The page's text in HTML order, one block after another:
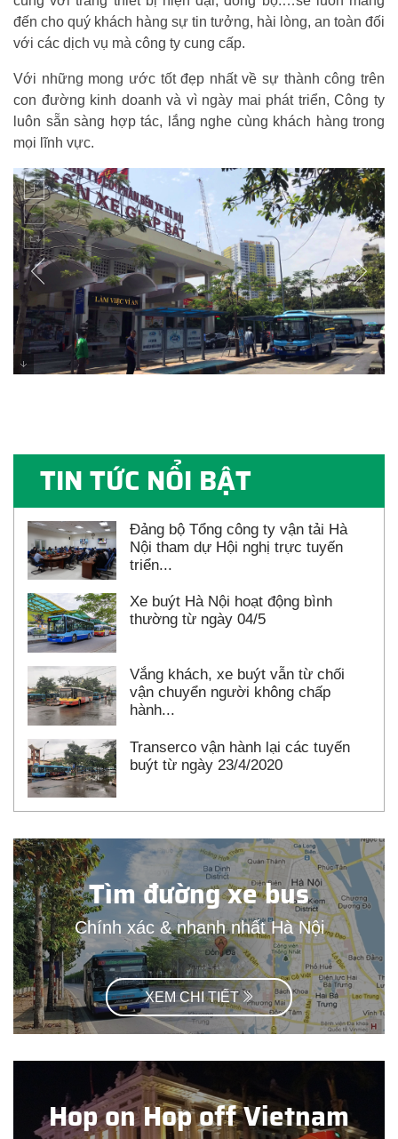
đến cho quý khách hàng sự tin tưởng, hài lòng, an toàn đối
với các dịch vụ mà công ty cung cấp.
Với những mong ước tốt đẹp nhất về sự thành công trên
con đường kinh doanh và vì ngày mai phát triển, Công ty
luôn sẵn sàng hợp tác, lắng nghe cùng khách hàng trong
mọi lĩnh vực.
TIN TỨC NỔI BẬT
Đảng bộ Tổng công ty vận tải Hà
Nội tham dự Hội nghị trực tuyến
triển...
Xe buýt Hà Nội hoạt động bình
thường từ ngày 04/5
Vắng khách, xe buýt vẫn từ chối
vận chuyển người không chấp
hành...
Transerco vận hành lại các tuyến
buýt từ ngày 23/4/2020
Tìm đường xe bus
Chính xác & nhanh nhất Hà Nội
XEM CHI TIẾT
Hop on Hop off Vietnam